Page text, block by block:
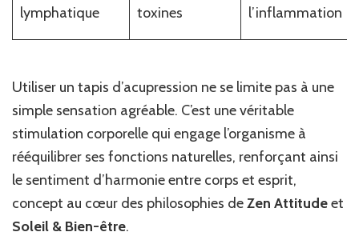
lymphatique
toxines
l’inflammation
Utiliser un tapis d’acupression ne se limite pas à une
simple sensation agréable. C’est une véritable
stimulation corporelle qui engage l’organisme à
rééquilibrer ses fonctions naturelles, renforçant ainsi
le sentiment d’harmonie entre corps et esprit,
concept au cœur des philosophies deZen Attitudeet
Soleil & Bien-être.